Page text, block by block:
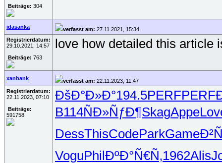
Beiträge: 304
idasanka verfasst am: 27.11.2021, 15:34
Registrierdatum:
29.10.2021, 14:57
Beiträge: 763
love how detailed this article
xanbank verfasst am: 22.11.2023, 11:47
Registrierdatum:
22.11.2023, 07:10
Beiträge:
591758
ÐšÐ°Ð»Ð°194.5PERFPERF
B114ÑÐ»ÑƒÐ¶SkagAppe
DessThisCodeParkGame
VoguPhil ÐºÐ°Ñ€Ñ‚1962Alis